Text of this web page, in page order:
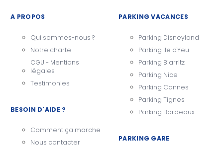
A PROPOS
Qui sommes-nous ?
Notre charte
CGU - Mentions
légales
Testimonies
BESOIN D'AIDE ?
Comment ça marche
Nous contacter
PARKING VACANCES
Parking Disneyland
Parking Ile d'Yeu
Parking Biarritz
Parking Nice
Parking Cannes
Parking Tignes
Parking Bordeaux
PARKING GARE